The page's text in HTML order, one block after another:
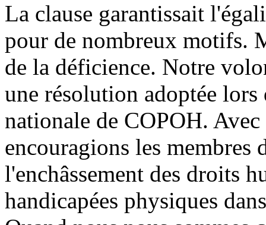
La clause garantissait
pour de nombreux motifs.
de la déficience. Notre
une résolution adoptée
nationale de COPOH.
encouragions les membres
l'enchâssement des droits
handicapées physiques